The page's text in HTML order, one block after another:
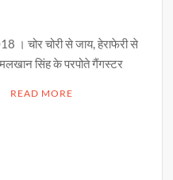
चोर चोरी से जाय, हेराफेरी से
सिंह के परपोते गैंगस्टर
READ MORE